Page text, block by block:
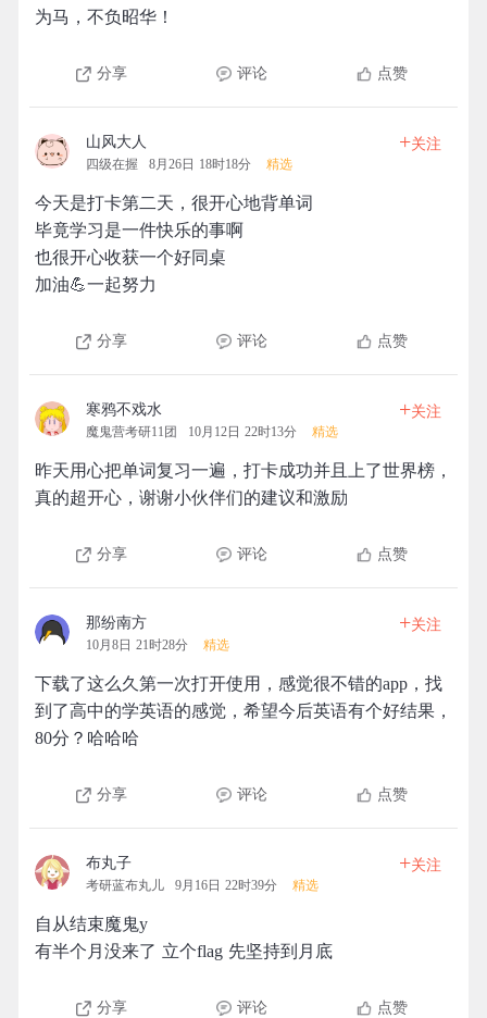
为马，不负昭华！
分享 评论 点赞
山风大人
四级在握 8月26日 18时18分 精选
+关注
今天是打卡第二天，很开心地背单词
毕竟学习是一件快乐的事啊
也很开心收获一个好同桌
加油💪一起努力
分享 评论 点赞
寒鸦不戏水
魔鬼营考研11团 10月12日 22时13分 精选
+关注
昨天用心把单词复习一遍，打卡成功并且上了世界榜，
真的超开心，谢谢小伙伴们的建议和激励
分享 评论 点赞
那纷南方
10月8日 21时28分 精选
+关注
下载了这么久第一次打开使用，感觉很不错的app，找
到了高中的学英语的感觉，希望今后英语有个好结果，
80分？哈哈哈
分享 评论 点赞
布丸子
考研蓝布丸儿 9月16日 22时39分 精选
+关注
自从结束魔鬼y
有半个月没来了 立个flag 先坚持到月底
分享 评论 点赞